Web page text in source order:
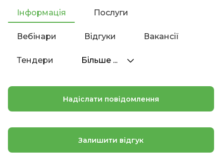
Інформація Послуги
Вебінари Відгуки Вакансії
Тендери Більше ...
Надіслати повідомлення
Залишити відгук